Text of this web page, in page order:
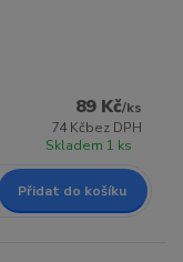
89 Kč/ks
74 Kčbez DPH
Skladem 1 ks
Přidat do košíku